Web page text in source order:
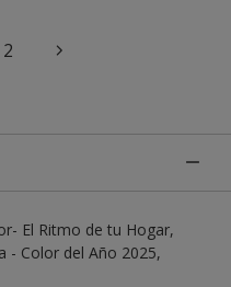
2
El Ritmo de tu Hogar,
- Color del Año 2025,